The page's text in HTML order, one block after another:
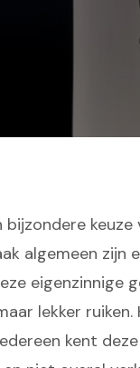
bijzondere
algemeen zijn
eigenzinnige
lekker
kent